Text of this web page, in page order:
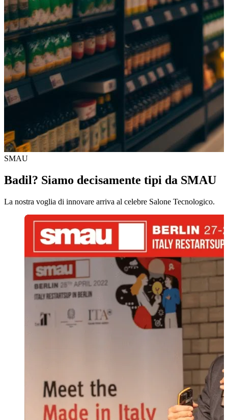
SMAU
Badil? Siamo decisamente tipi da SMAU
La nostra voglia di innovare arriva al celebre Salone Tecnologico.